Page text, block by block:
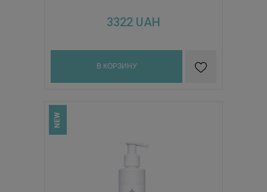
3322 UAH
В КОРЗИНУ
NEW